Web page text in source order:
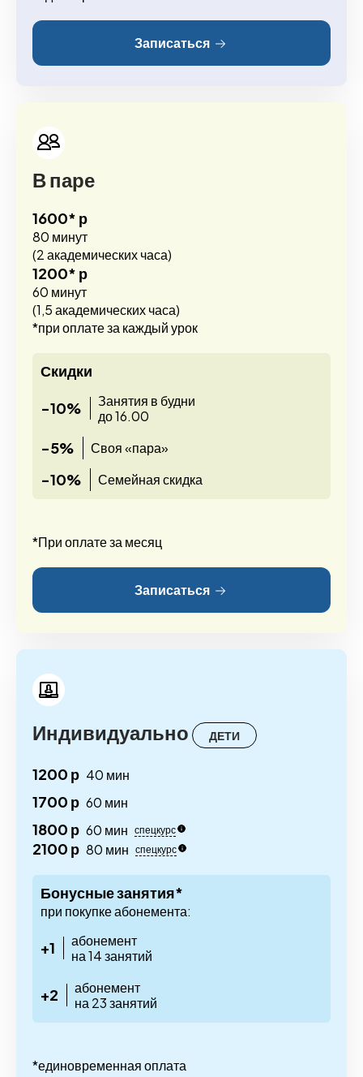
Записаться
В паре
1600* р
80 минут
(2 академических часа)
1200* р
60 минут
(1,5 академических часа)
*при оплате за каждый урок
Скидки
-10%
Занятия в будни
до 16.00
-5% Своя «пара»
-10% Семейная скидка
*При оплате за месяц
Записаться
Индивидуально ДЕТИ
1200 р 40 мин
1700 р 60 мин
1800 р 60 мин спецкурс
2100 р 80 мин спецкурс
Бонусные занятия*
при покупке абонемента:
+1
абонемент
на 14 занятий
+2
абонемент
на 23 занятий
*единовременная оплата